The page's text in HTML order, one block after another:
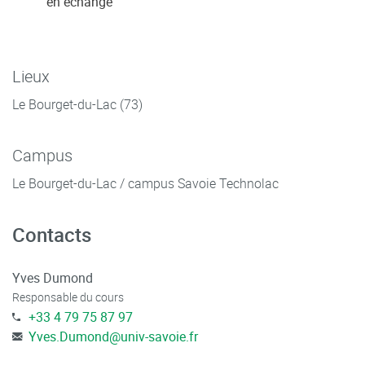
Lieux
Le Bourget-du-Lac (73)
Campus
Le Bourget-du-Lac / campus Savoie Technolac
Contacts
Yves Dumond
Responsable du cours
+33 4 79 75 87 97
Yves.Dumond@univ-savoie.fr